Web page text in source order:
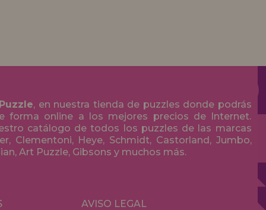
, en nuestra tienda de puzzles donde podrás
forma online a los mejores precios de Internet.
catálogo de todos los puzzles de las marcas
Clementoni, Heye, Schmidt, Castorland, Jumbo,
Art Puzzle, Gibsons y muchos más.
AVISO LEGAL